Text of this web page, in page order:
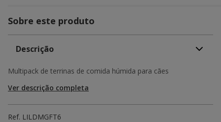
Sobre este produto
Descrição
Multipack de terrinas de comida húmida para cães
Ver descrição completa
Ref. LILDMGFT6